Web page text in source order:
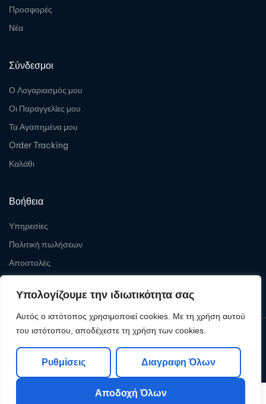
Υπολογίζουμε την ιδιωτικότητα σας
Αυτός ο ιστότοπος χρησιμοποιεί cookies. Με τη χρήση αυτού
του ιστότοπου, αποδέχεστε τη χρήση των cookies.
Ρυθμίσεις Διαγραφη Όλων
Αποδοχή Όλων
Προσφορές
Νέα
Σύνδεσμοι
Ο Λογαριασμός μου
Οι Παραγγελίες μου
Τα Αγαπημένα μου
Order Tracking
Καλάθι
Βοήθεια
Υπηρεσίες
Πολιτική πωλήσεων
Αποστολές
Copyright © 2026Levelcom| Powered by Levelcom